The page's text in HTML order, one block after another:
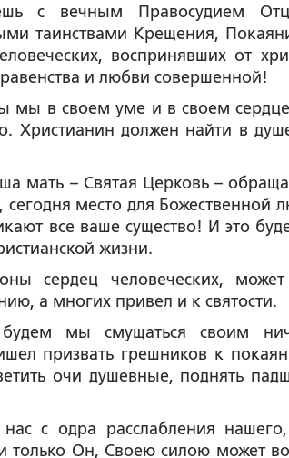
с вечным Правосудием
таинствами Крещения,
воспринявших от
и любви совершенной!
мы в своем уме и в своем
Христианин должен найти в
мать – Святая Церковь –
сегодня место для Божественной
все ваше существо! И это
жизни.
сердец человеческих,
а многих привел и к святости.
мы смущаться своим
призвать грешников к
очи душевные, поднять
с одра расслабления
только Он, Своею силою может